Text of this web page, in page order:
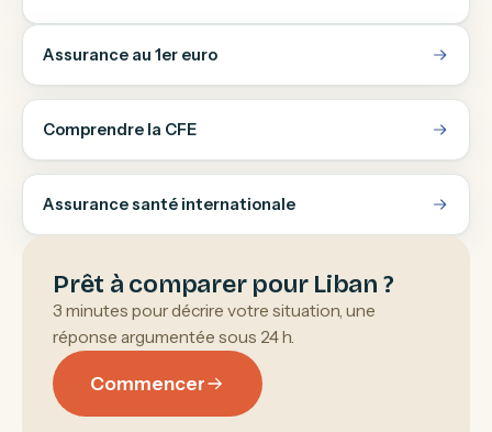
Assurance au 1er euro
Comprendre la CFE
Assurance santé internationale
Prêt à comparer pour Liban ?
3 minutes pour décrire votre situation, une
réponse argumentée sous 24 h.
Commencer